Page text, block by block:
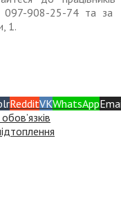
097-908-25-74 та за
1.
RedditVKWhatsApp